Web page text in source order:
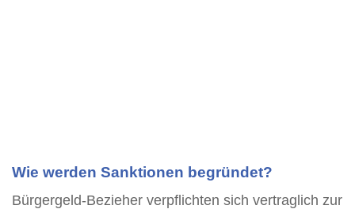
Wie werden Sanktionen begründet?
Bürgergeld-Bezieher verpflichten sich vertraglich zur